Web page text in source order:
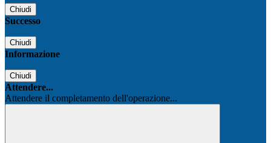
Chiudi
Successo
Chiudi
Informazione
Chiudi
Attendere...
Attendere il completamento dell'operazione...